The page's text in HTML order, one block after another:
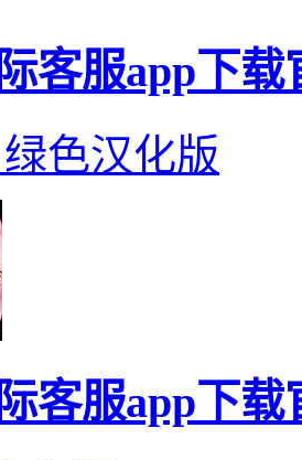
客服app下载
色汉化版
客服app下载